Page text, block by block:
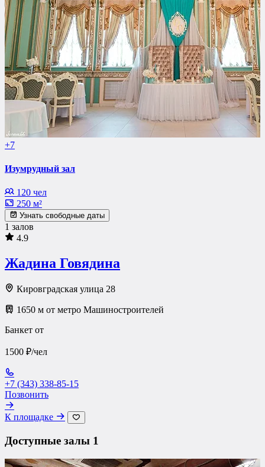
+7
Изумрудный зал
120 чел
250 м²
Узнать свободные даты
1 залов
4.9
Жадина Говядина
Кировградская улица 28
1650 м от метро Машиностроителей
Банкет от
1500 ₽/чел
+7 (343) 338-85-15
Позвонить
К площадке
Доступные залы 1